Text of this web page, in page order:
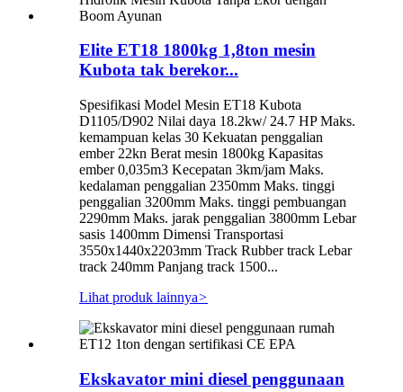
Elite ET18 1800kg 1,8ton mesin
Kubota tak berekor...
Spesifikasi Model Mesin ET18 Kubota
D1105/D902 Nilai daya 18.2kw/ 24.7 HP Maks.
kemampuan kelas 30 Kekuatan penggalian
ember 22kn Berat mesin 1800kg Kapasitas
ember 0,035m3 Kecepatan 3km/jam Maks.
kedalaman penggalian 2350mm Maks. tinggi
penggalian 3200mm Maks. tinggi pembuangan
2290mm Maks. jarak penggalian 3800mm Lebar
sasis 1400mm Dimensi Transportasi
3550x1440x2203mm Track Rubber track Lebar
track 240mm Panjang track 1500...
Lihat produk lainnya>
Ekskavator mini diesel penggunaan